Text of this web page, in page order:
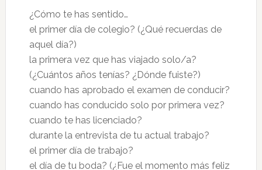
¿Cómo te has sentido…
el primer día de colegio? (¿Qué recuerdas de
aquel día?)
la primera vez que has viajado solo/a?
(¿Cuántos años tenías? ¿Dónde fuiste?)
cuando has aprobado el examen de conducir?
cuando has conducido solo por primera vez?
cuando te has licenciado?
durante la entrevista de tu actual trabajo?
el primer día de trabajo?
el día de tu boda? (¿Fue el momento más feliz